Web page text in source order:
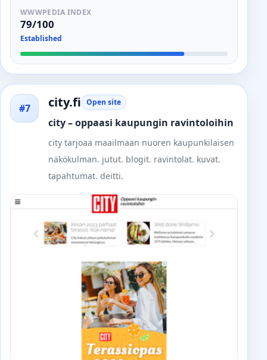
WWWPEDIA INDEX
79/100
Established
#7 city.fi Open site
city – oppaasi kaupungin ravintoloihin
city tarjoaa maailmaan nuoren kaupunkilaisen
näkökulman. jutut. blogit. ravintolat. kuvat.
tapahtumat. deitti.